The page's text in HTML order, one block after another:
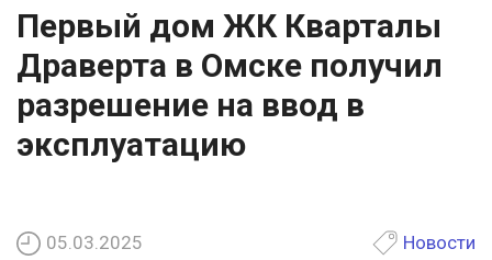
Первый дом ЖК Кварталы
Драверта в Омске получил
разрешение на ввод в
эксплуатацию
05.03.2025 Новости